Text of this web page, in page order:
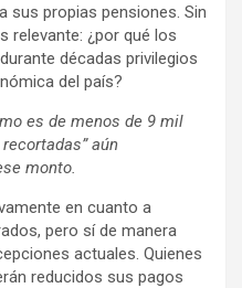
sus propias pensiones. Sin
relevante: ¿por qué los
décadas privilegios
del país?
es de menos de 9 mil
aún
monto.
en cuanto a
pero sí de manera
actuales. Quienes
reducidos sus pagos